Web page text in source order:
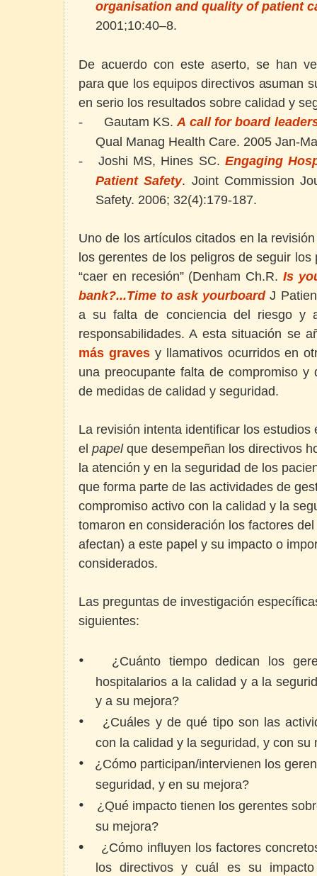
organisation and quality of patient
2001;10:40–8.
De acuerdo con este aserto, se han
para que los equipos directivos asuman
en serio los resultados sobre calidad y
- Gautam KS.A call for board
Qual Manag Health Care. 2005 Jan-
- Joshi MS, Hines SC. Engaging
Patient Safety. Joint Commission
Safety. 2006; 32(4):179-187.
Uno de los artículos citados en la
los gerentes de los peligros de seguir
“caer en recesión” (Denham Ch.R.Is
bank?...Time to ask yourboardJ
a su falta de conciencia del riesgo y
responsabilidades. A esta situación se
más gravesy llamativos ocurridos en
una preocupante falta de compromiso
de medidas de calidad y seguridad.
La revisión intenta identificar los
el papelque desempeñan los directivos
la atención y en la seguridad de los
que forma parte de las actividades de
compromiso activo con la calidad y la
tomaron en consideración los factores
afectan) a este papel y su impacto o
considerados.
Las preguntas de investigación
siguientes:
•
¿Cuánto tiempo dedican los
hospitalarios a la calidad y a la
y a su mejora?
•
¿Cuáles y de qué tipo son las
con la calidad y la seguridad, y con su
•
¿Cómo participan/intervienen los
seguridad, y en su mejora?
•
¿Qué impacto tienen los gerentes
su mejora?
•
¿Cómo influyen los factores
los directivos y cuál es su